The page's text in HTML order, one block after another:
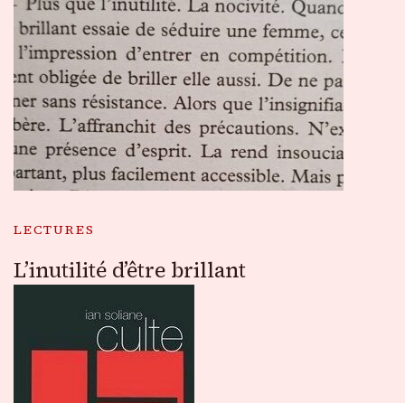
LECTURES
L’inutilité d’être brillant